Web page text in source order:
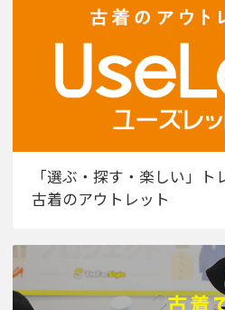
「選ぶ・探す・楽しい」
古着のアウトレット